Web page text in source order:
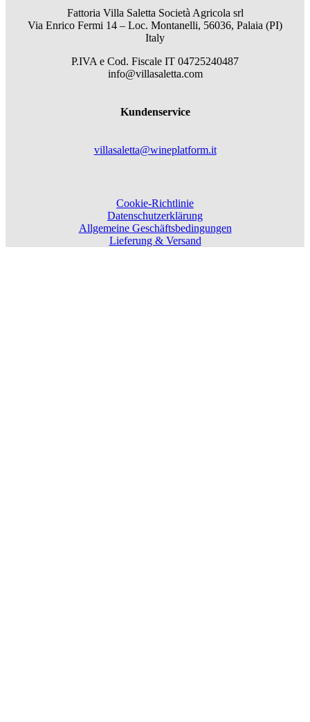
Fattoria Villa Saletta Società Agricola srl
Via Enrico Fermi 14 – Loc. Montanelli, 56036, Palaia (PI)
Italy
P.IVA e Cod. Fiscale IT 04725240487
info@villasaletta.com
Kundenservice
villasaletta@wineplatform.it
Cookie-Richtlinie
Datenschutzerklärung
Allgemeine Geschäftsbedingungen
Lieferung & Versand